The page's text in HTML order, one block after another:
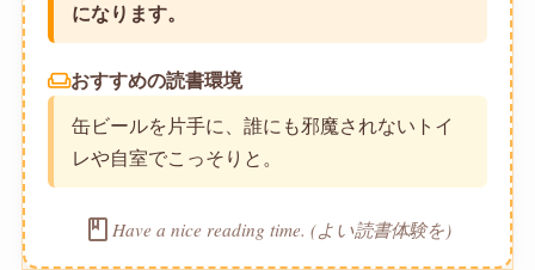
になります。
weekendおすすめの読書環境
缶ビールを片手に、誰にも邪魔されないトイ
レや自室でこっそりと。
book Have a nice reading time. (よい読書体験を)